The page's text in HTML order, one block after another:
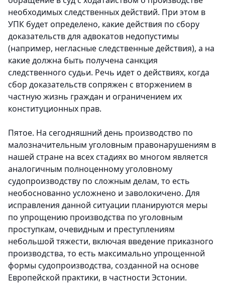
необходимых следственных действий. При этом в
УПК будет определено, какие действия по сбору
доказательств для адвокатов недопустимы
(например, негласные следственные действия), а на
какие должна быть получена санкция
следственного судьи. Речь идет о действиях, когда
сбор доказательств сопряжен с вторжением в
частную жизнь граждан и ограничением их
конституционных прав.
Пятое. На сегодняшний день производство по
малозначительным уголовным правонарушениям в
нашей стране на всех стадиях во многом является
аналогичным полноценному уголовному
судопроизводству по сложным делам, то есть
необоснованно усложнено и заволокичено. Для
исправления данной ситуации планируются меры
по упрощению производства по уголовным
проступкам, очевидным и преступлениям
небольшой тяжести, включая введение приказного
производства, то есть максимально упрощенной
формы судопроизводства, созданной на основе
Европейской практики, в частности Эстонии.